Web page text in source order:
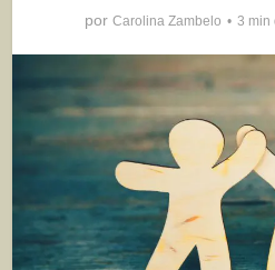
por Carolina Zambelo 3 min